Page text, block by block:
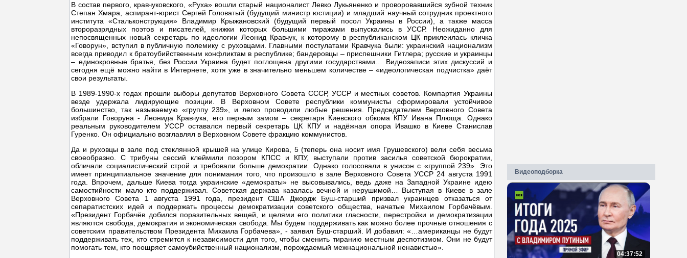
В состав первого, кравчуковского, «Руха» вошли старый националист Левко Лукьяненко и проворовавшийся зубной техник
Степан Хмара, аспирант-юрист Сергей Головатый (будущий министр юстиции) и младший научный сотрудник проектного
института «Стальконструкция» Владимир Крыжановский (будущий первый посол Украины в России), а также масса
второразрядных поэтов и писателей, книжки которых большими тиражами выпускались в УССР. Неожиданно для
непосвященных новый секретарь по идеологии Леонид Кравчук, к которому в республиканском ЦК приклеилась кличка
«Говорун», вступил в публичную полемику с руховцами. Главными постулатами Кравчука были: украинский национализм
всегда приводил к братоубийственным конфликтам в республике; бандеровцы – приспешники Гитлера; русские и украинцы
– единокровные братья, без России Украина будет поглощена другими государствами… Видеозаписи этих дискуссий и
сегодня ещё можно найти в Интернете, хотя уже в значительно меньшем количестве – «идеологическая подчистка» даёт
свои результаты.
В 1989-1990-х годах прошли выборы депутатов Верховного Совета СССР, УССР и местных советов. Компартия Украины
везде удержала лидирующие позиции. В Верховном Совете республики коммунисты сформировали устойчивое
большинство, так называемую «группу 239», и легко проводили любые решения. Председателем Верховного Совета
избрали Говоруна - Леонида Кравчука, его первым замом – секретаря Киевского обкома КПУ Ивана Плюща. Однако
реальным руководителем УССР оставался первый секретарь ЦК КПУ и надёжная опора Ивашко в Киеве Станислав
Гуренко. Он официально возглавлял в Верховном Совете фракцию коммунистов.
Да и руховцы в зале под стеклянной крышей на улице Кирова, 5 (теперь она носит имя Грушевского) вели себя весьма
своеобразно. С трибуны сессий клеймили позором КПСС и КПУ, выступали против засилья советской бюрократии,
обличали социалистический строй и требовали больше демократии. Однако голосовали в унисон с «группой 239». Это
имеет принципиальное значение для понимания того, что произошло в зале Верховного Совета УССР 24 августа 1991
года. Впрочем, дальше Киева тогда украинские «демократы» не высовывались, ведь даже на Западной Украине идею
самостийности мало кто поддерживал. Советская держава казалась вечной и нерушимой… Выступая в Киеве в зале
Верховного Совета 1 августа 1991 года, президент США Джордж Буш-старший призвал украинцев отказаться от
сепаратистских идей и поддержать процессы демократизации советского общества, начатые Михаилом Горбачёвым.
«Президент Горбачёв добился поразительных вещей, и целями его политики гласности, перестройки и демократизации
являются свобода, демократия и экономическая свобода. Мы будем поддерживать как можно более прочные отношения с
советским правительством Президента Михаила Горбачева», - заявил Буш-старший. И добавил: «…американцы не будут
поддерживать тех, кто стремится к независимости для того, чтобы сменить тиранию местным деспотизмом. Они не будут
помогать тем, кто поощряет самоубийственный национализм, порождаемый межнациональной ненавистью».
Видеоподборка
04:37:52